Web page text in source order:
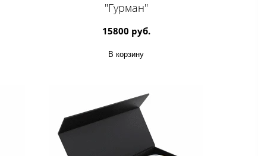
"Гурман"
15800 руб.
В корзину